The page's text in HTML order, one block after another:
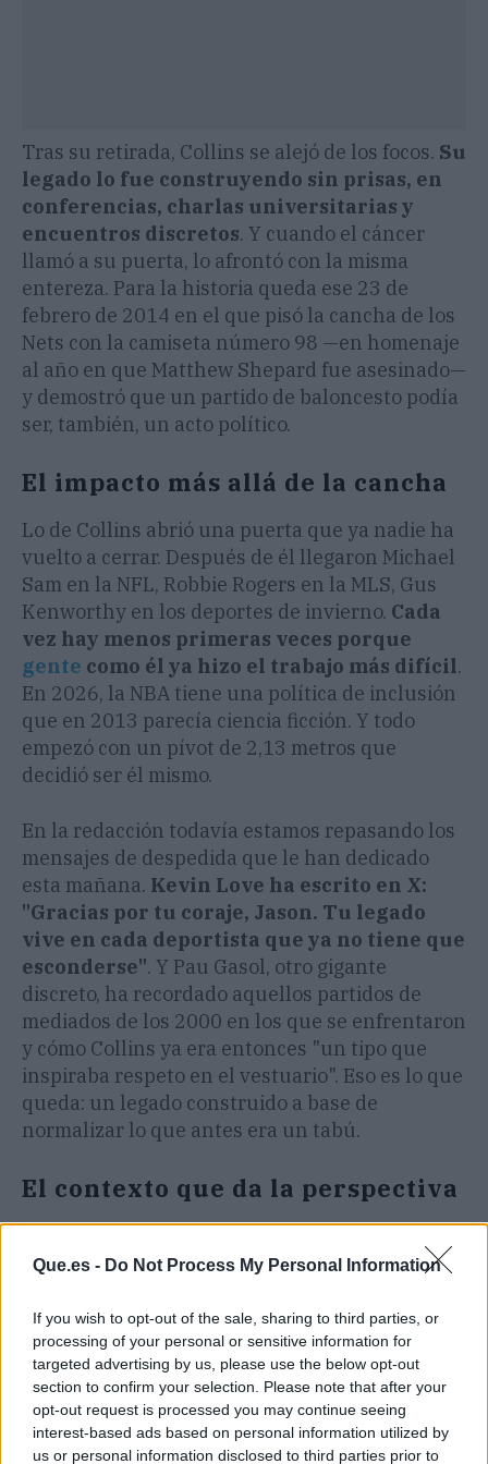
Que.es - Do Not Process My Personal Information
If you wish to opt-out of the sale, sharing to third parties, or
processing of your personal or sensitive information for
targeted advertising by us, please use the below opt-out
section to confirm your selection. Please note that after your
opt-out request is processed you may continue seeing
interest-based ads based on personal information utilized by
us or personal information disclosed to third parties prior to
Tras su retirada, Collins se alejó de los focos. Su
legado lo fue construyendo sin prisas, en
conferencias, charlas universitarias y
encuentros discretos. Y cuando el cáncer
llamó a su puerta, lo afrontó con la misma
entereza. Para la historia queda ese 23 de
febrero de 2014 en el que pisó la cancha de los
Nets con la camiseta número 98 —en homenaje
al año en que Matthew Shepard fue asesinado—
y demostró que un partido de baloncesto podía
ser, también, un acto político.
El impacto más allá de la cancha
Lo de Collins abrió una puerta que ya nadie ha
vuelto a cerrar. Después de él llegaron Michael
Sam en la NFL, Robbie Rogers en la MLS, Gus
Kenworthy en los deportes de invierno. Cada
vez hay menos primeras veces porque
gente como él ya hizo el trabajo más difícil.
En 2026, la NBA tiene una política de inclusión
que en 2013 parecía ciencia ficción. Y todo
empezó con un pívot de 2,13 metros que
decidió ser él mismo.
En la redacción todavía estamos repasando los
mensajes de despedida que le han dedicado
esta mañana. Kevin Love ha escrito en X:
"Gracias por tu coraje, Jason. Tu legado
vive en cada deportista que ya no tiene que
esconderse". Y Pau Gasol, otro gigante
discreto, ha recordado aquellos partidos de
mediados de los 2000 en los que se enfrentaron
y cómo Collins ya era entonces "un tipo que
inspiraba respeto en el vestuario". Eso es lo que
queda: un legado construido a base de
normalizar lo que antes era un tabú.
El contexto que da la perspectiva
debate alrededor del deporte y la
de jugadores que se retiraban para no
enfrentarse al qué dirán. El propio Collins
contó que tardó años en dar el paso por miedo a
perder contratos. Hoy, la conversación ha
cambiado —aunque no tanto como nos gustaría
— y nombres como Carl Nassib en la NFL o Josh